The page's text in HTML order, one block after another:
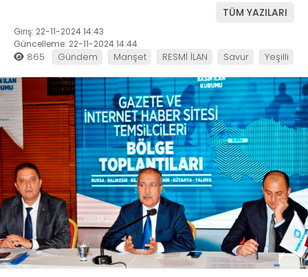
TÜM YAZILARI
Giriş: 22-11-2024 14:43
Güncelleme: 22-11-2024 14:44
865 Gündem Manşet RESMİ İLAN Savur Yeşilli